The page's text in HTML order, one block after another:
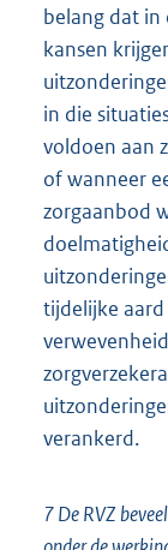
belang dat in
kansen
in die
voldoen aan
of wanneer
zorgaanbod
tijdelijke aard
verankerd.
7 De RVZ